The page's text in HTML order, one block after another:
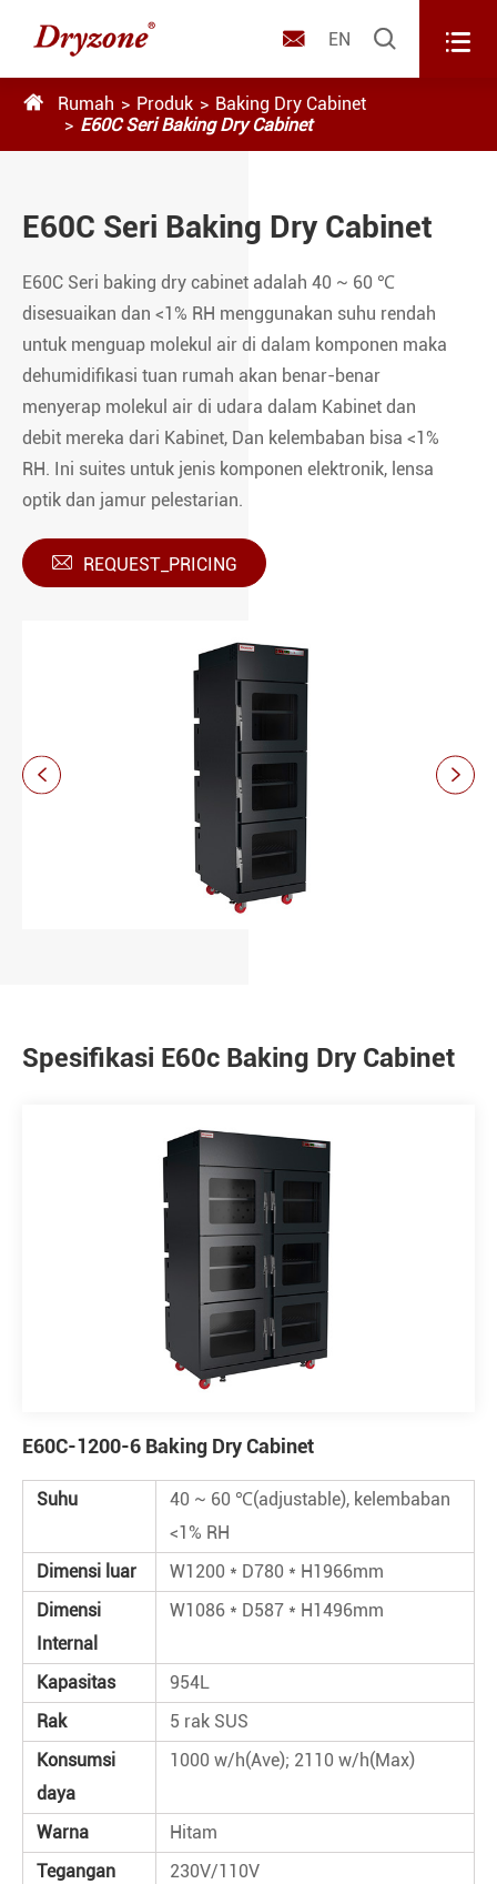
 EN  
 Rumah Produk
Baking Dry Cabinet
E60C Seri Baking Dry Cabinet
E60C Seri Baking Dry Cabinet
E60C Seri baking dry cabinet adalah 40 ~ 60 ℃
disesuaikan dan <1% RH menggunakan suhu rendah
untuk menguap molekul air di dalam komponen maka
dehumidifikasi tuan rumah akan benar-benar
menyerap molekul air di udara dalam Kabinet dan
debit mereka dari Kabinet, Dan kelembaban bisa <1%
RH. Ini suites untuk jenis komponen elektronik, lensa
optik dan jamur pelestarian.
 REQUEST_PRICING
 
Spesifikasi E60c Baking Dry Cabinet
E60C-1200-6 Baking Dry Cabinet
Suhu
40 ~ 60 ℃(adjustable), kelembaban
<1% RH
Dimensi luar
W1200 * D780 * H1966mm
Dimensi
Internal
W1086 * D587 * H1496mm
Kapasitas
954L
Rak
5 rak SUS
Konsumsi
daya
1000 w/h(Ave); 2110 w/h(Max)
Warna
Hitam
Tegangan
230V/110V